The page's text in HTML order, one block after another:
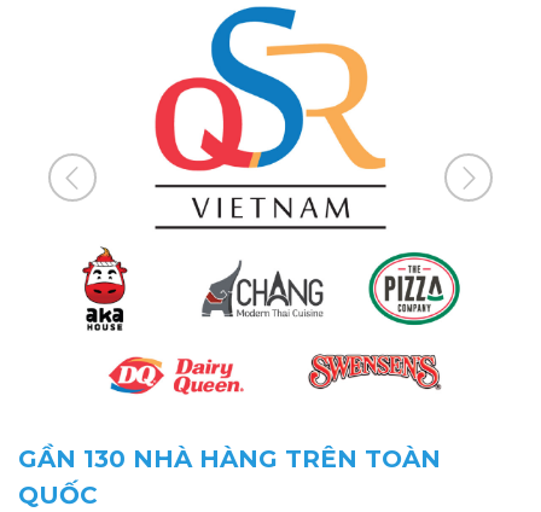
GẦN 130 NHÀ HÀNG TRÊN TOÀN
QUỐC